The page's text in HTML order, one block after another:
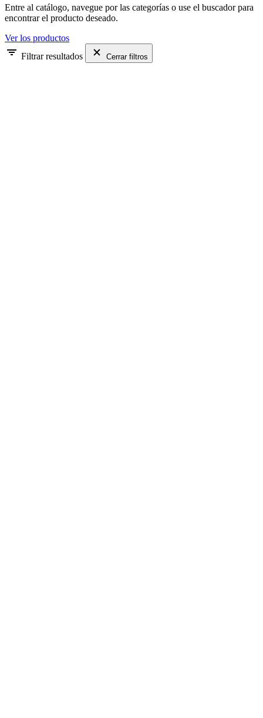
Entre al catálogo, navegue por las categorías o use el buscador para
encontrar el producto deseado.
Ver los productos
Filtrar resultados
Cerrar filtros